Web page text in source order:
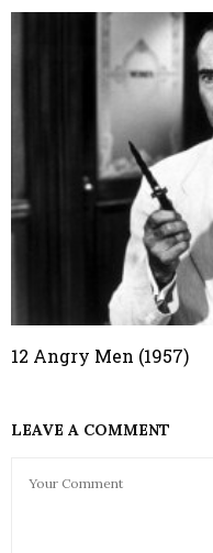
12 Angry Men (1957)
LEAVE A COMMENT